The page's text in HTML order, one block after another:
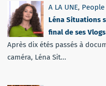
A LA UNE, People
Léna Situations
final de ses
Après dix étés passés à
caméra, Léna Sit...